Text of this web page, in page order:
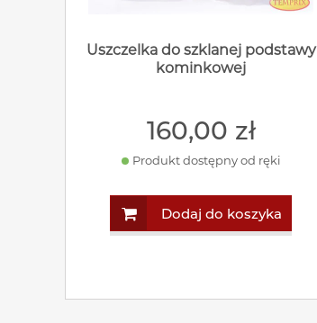
Uszczelka do szklanej podstawy
kominkowej
160,00 zł
Produkt dostępny od ręki
Dodaj do koszyka